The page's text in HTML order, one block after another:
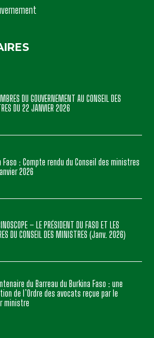
DU GOUVERNEMENT AU CONSEIL DES
DU 22 JANVIER 2026
Faso : Compte rendu du Conseil des ministres
2026
– LE PRÉSIDENT DU FASO ET LES
DU CONSEIL DES MINISTRES (Janv. 2026)
du Barreau du Burkina Faso : une
de l’Ordre des avocats reçue par le
ministre